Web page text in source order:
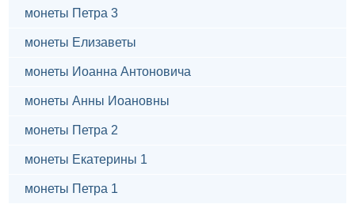
монеты Петра 3
монеты Елизаветы
монеты Иоанна Антоновича
монеты Анны Иоановны
монеты Петра 2
монеты Екатерины 1
монеты Петра 1